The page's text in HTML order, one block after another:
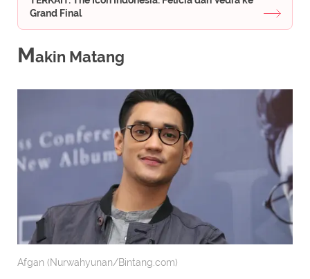
Grand Final
Makin Matang
Afgan (Nurwahyunan/Bintang.com)